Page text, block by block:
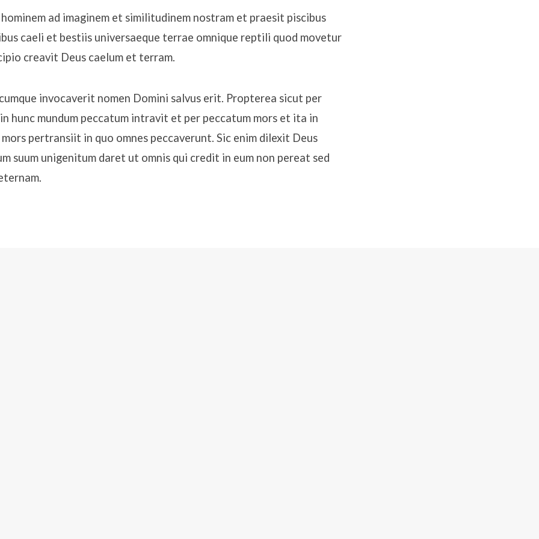
ad imaginem et similitudinem nostram et praesit piscibus
caeli et bestiis universaeque terrae omnique reptili quod movetur
creavit Deus caelum et terram.
invocaverit nomen Domini salvus erit. Propterea sicut per
hunc mundum peccatum intravit et per peccatum mors et ita in
mors pertransiit in quo omnes peccaverunt. Sic enim dilexit Deus
suum unigenitum daret ut omnis qui credit in eum non pereat sed